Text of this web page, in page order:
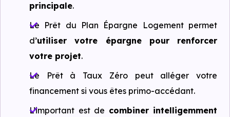
principale.
Le Prêt du Plan Épargne Logement permet
d’utiliser votre épargne pour renforcer
votre projet.
Le Prêt à Taux Zéro peut alléger votre
financement si vous êtes primo-accédant.
L’important est de combiner intelligemment